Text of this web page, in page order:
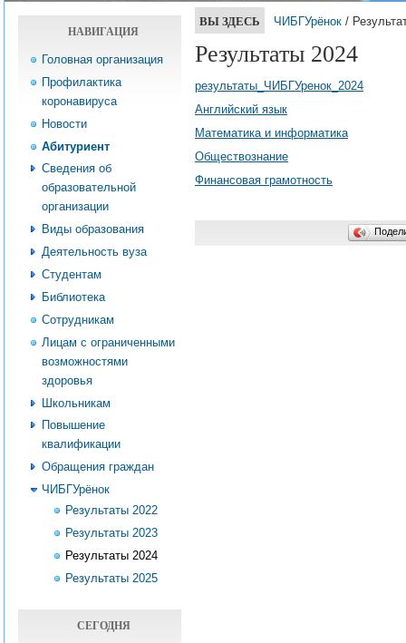
НАВИГАЦИЯ
Головная организация
Профилактика
коронавируса
Новости
Абитуриент
Сведения об
образовательной
организации
Виды образования
Деятельность вуза
Студентам
Библиотека
Сотрудникам
Лицам с ограниченными
возможностями
здоровья
Школьникам
Повышение
квалификации
Обращения граждан
ЧИБГУрёнок
Результаты 2022
Результаты 2023
Результаты 2024
Результаты 2025
СЕГОДНЯ
ВЫ ЗДЕСЬ ЧИБГУрёнок /
Результаты 2024
результаты_ЧИБГУренок_2024
Английский язык
Математика и информатика
Обществознание
Финансовая грамотность